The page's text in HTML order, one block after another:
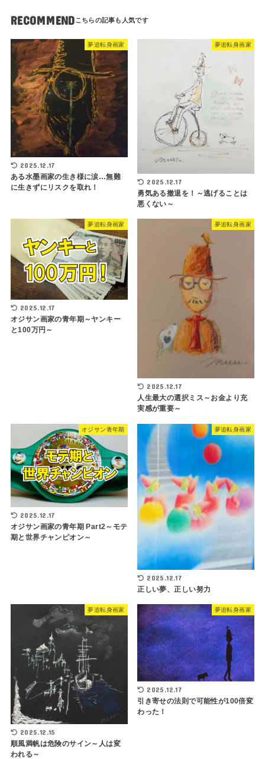
RECOMMEND
夢追転身画家
2025.12.17
ある水墨画家の生き様に涙…無難
に生きずにリスクを取れ！
夢追転身画家
2025.12.17
勇気ある撤退を！～逃げることは
悪くない～
夢追転身画家
2025.12.17
オジサン画家の青年期～ヤンキー
と100万円～
夢追転身画家
2025.12.17
人生最大の選択ミス～お金より充
実感が重要～
オジサン青年期
2025.12.17
オジサン画家の青年期 Part2～モテ
期と世界チャンピオン～
夢追転身画家
2025.12.17
正しい夢、正しい努力
夢追転身画家
2025.12.15
順風満帆は危険のサイン～人は変
われる～
夢追転身画家
2025.12.17
引き寄せの法則で可能性が100倍変
わった！